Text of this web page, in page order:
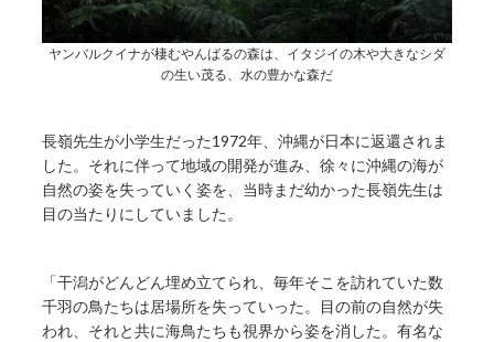
ヤンバルクイナが棲むやんばるの森は、イタジイの木や大きなシダ
の生い茂る、水の豊かな森だ
長嶺先生が小学生だった1972年、沖縄が日本に返還されま
した。それに伴って地域の開発が進み、徐々に沖縄の海が
自然の姿を失っていく姿を、当時まだ幼かった長嶺先生は
目の当たりにしていました。
「干潟がどんどん埋め立てられ、毎年そこを訪れていた数
千羽の鳥たちは居場所を失っていった。目の前の自然が失
われ、それと共に海鳥たちも視界から姿を消した。有名な